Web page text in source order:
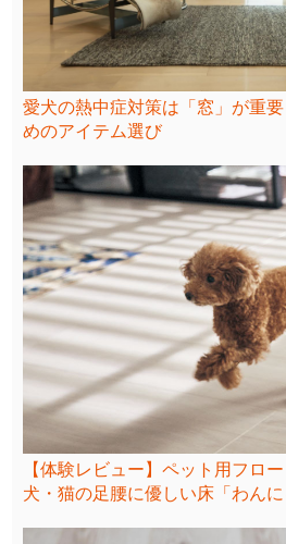
愛犬の熱中症対策は「窓」が重
めのアイテム選び
【体験レビュー】ペット用フロ
犬・猫の足腰に優しい床「わんに